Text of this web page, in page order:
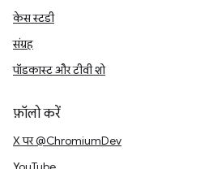
केस स्टडी
संग्रह
पॉडकास्ट और टीवी शो
फ़ॉलो करें
X पर @ChromiumDev